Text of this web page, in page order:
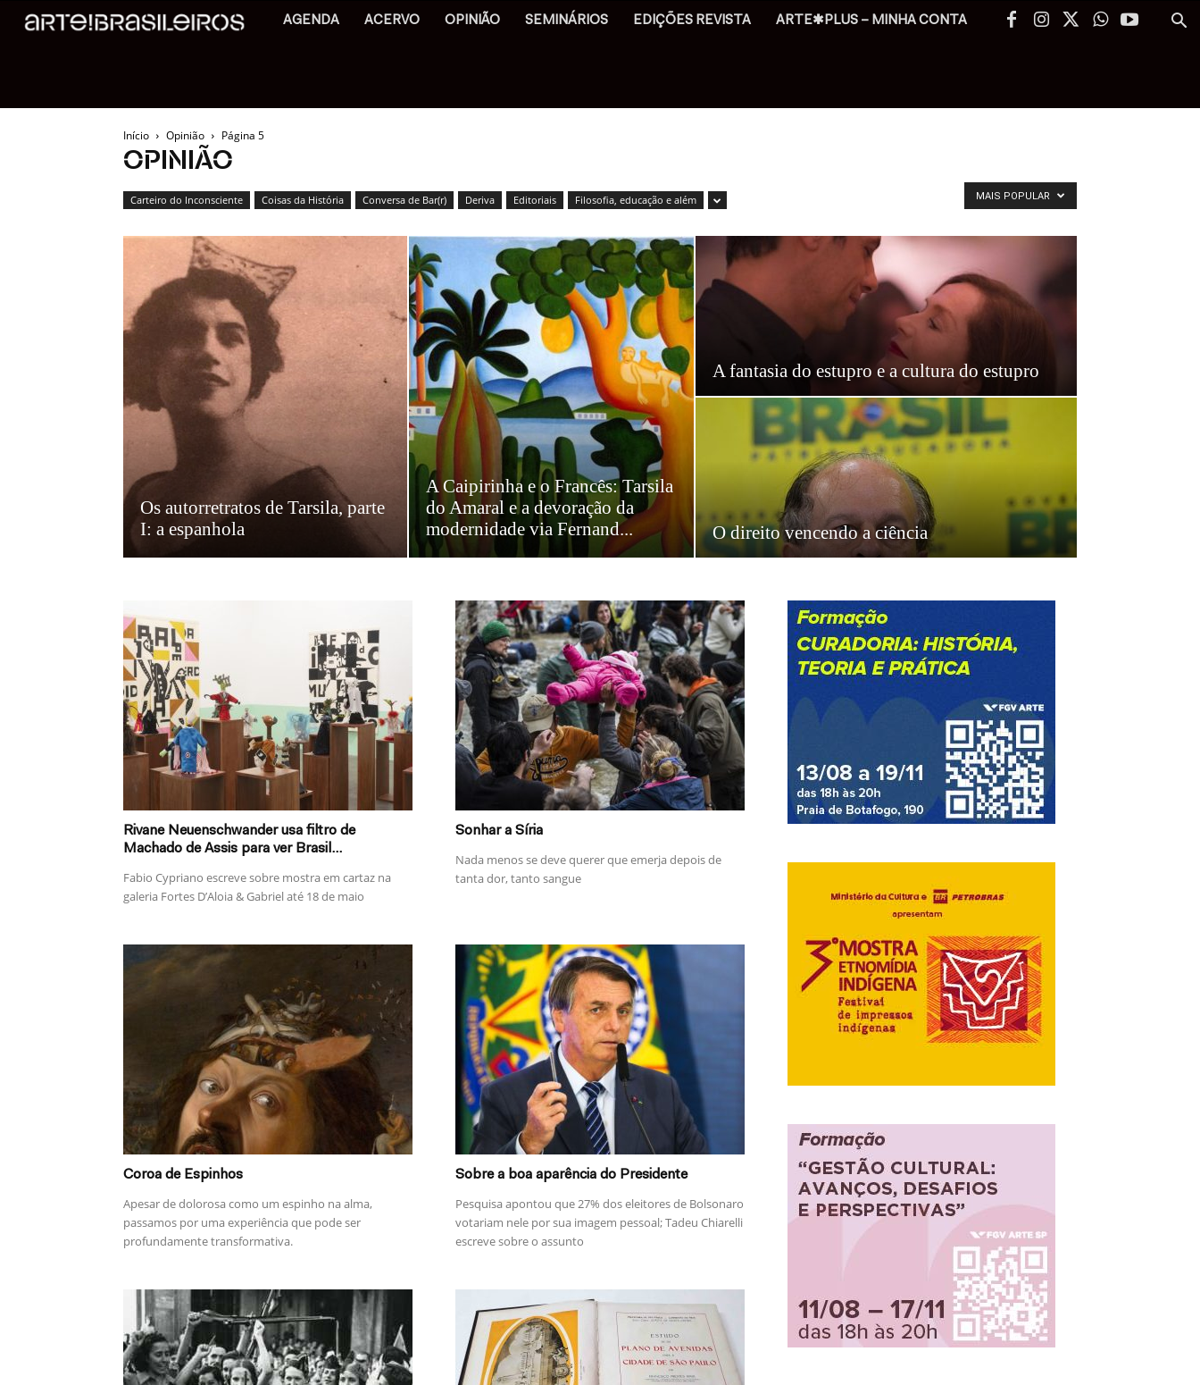
AGENDA ACERVO OPINIÃO SEMINÁRIOS EDIÇÕES REVISTA ARTE✱PLUS – MINHA CONTA
Início Opinião Página 5
OPINIÃO
Carteiro do Inconsciente Coisas da História Conversa de Bar(r) Deriva Editoriais Filosofia, educação e além MAIS POPULAR
Os autorretratos de Tarsila, parte
I: a espanhola
A Caipirinha e o Francês: Tarsila
do Amaral e a devoração da
modernidade via Fernand...
A fantasia do estupro e a cultura do estupro
O direito vencendo a ciência
Rivane Neuenschwander usa filtro de
Machado de Assis para ver Brasil...
Fabio Cypriano escreve sobre mostra em cartaz na
galeria Fortes D’Aloia & Gabriel até 18 de maio
Sonhar a Síria
Nada menos se deve querer que emerja depois de
tanta dor, tanto sangue
Coroa de Espinhos
Apesar de dolorosa como um espinho na alma,
passamos por uma experiência que pode ser
profundamente transformativa.
Sobre a boa aparência do Presidente
Pesquisa apontou que 27% dos eleitores de Bolsonaro
votariam nele por sua imagem pessoal; Tadeu Chiarelli
escreve sobre o assunto